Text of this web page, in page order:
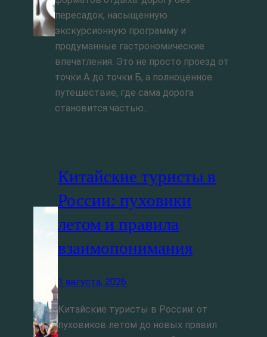
пересадок, насыщенную
экскурсионную программу и
продуманные гастрономические
впечатления. Это не просто проезд от
точки А до точки Б, а полноценное
путешествие, где сама дорога
становится частью…
Китайские туристы в
России: пуховики
летом и правила
взаимопонимания
1 августа, 2026
Китайские туристы в России: от
пуховиков летом до новых правил